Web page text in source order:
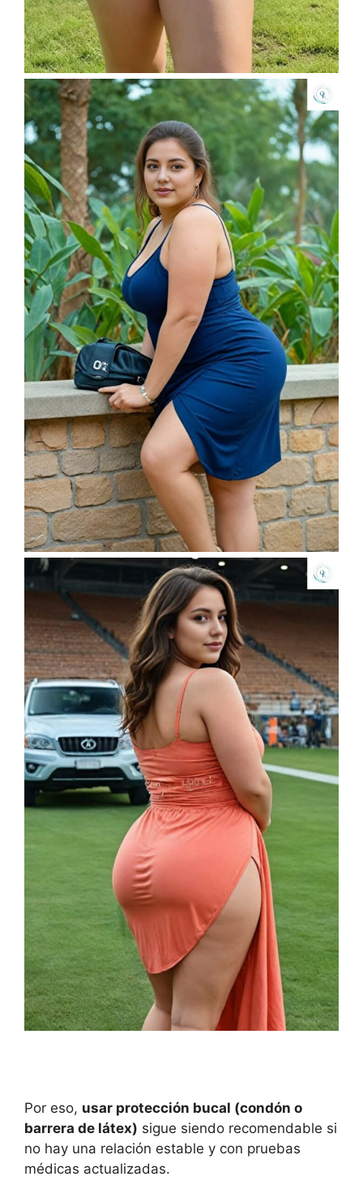
Por eso, usar protección bucal (condón o
barrera de látex) sigue siendo recomendable si
no hay una relación estable y con pruebas
médicas actualizadas.